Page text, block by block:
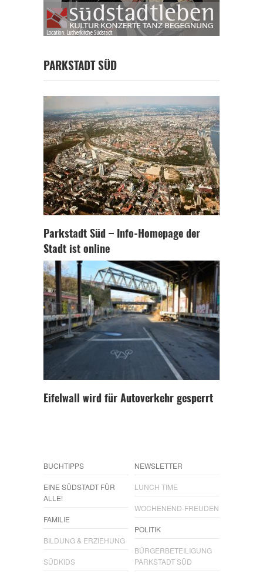
PARKSTADT SÜD
Parkstadt Süd – Info-Homepage der
Stadt ist online
Eifelwall wird für Autoverkehr gesperrt
BUCHTIPPS
EINE SÜDSTADT FÜR
ALLE!
FAMILIE
BILDUNG & ERZIEHUNG
SÜDKIDS
NEWSLETTER
LUNCH TIME
WOCHENEND-FREUDEN
POLITIK
BÜRGERBETEILIGUNG
PARKSTADT SÜD